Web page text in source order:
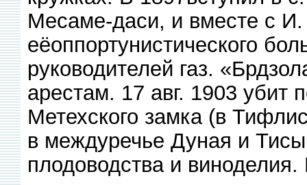
Месаме-даси, и вместе с
еёоппортунистического
руководителей газ.
арестам. 17 авг. 1903 убит
Метехского замка (в
в междуречье Дуная и
плодоводства и